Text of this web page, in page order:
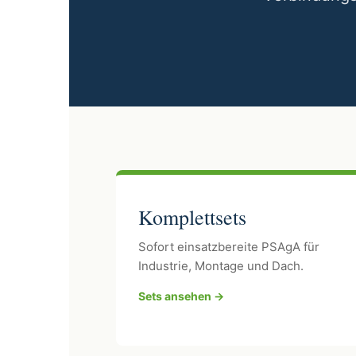
Komplettsets
Sofort einsatzbereite PSAgA für
Industrie, Montage und Dach.
Sets ansehen →